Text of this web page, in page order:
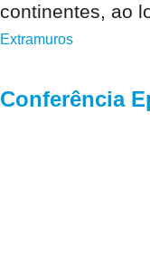
continentes, ao
Extramuros
Conferência